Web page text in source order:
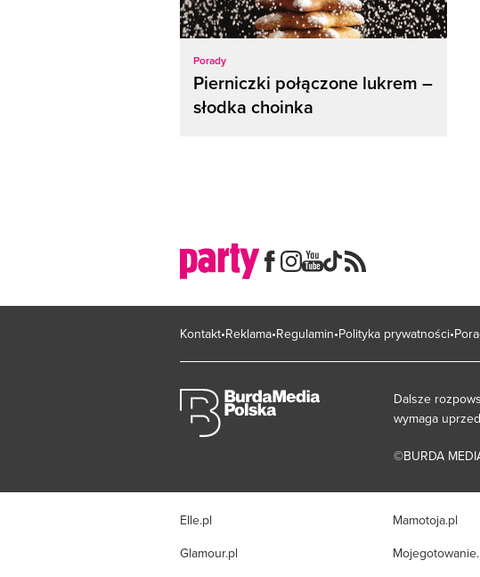
Porady
Pierniczki połączone lukrem –
słodka choinka
Kontakt Reklama Regulamin Polityka prywatności
Dalsze
wymaga
©BURDA
Elle.pl
Glamour.pl
Mamotoja.pl